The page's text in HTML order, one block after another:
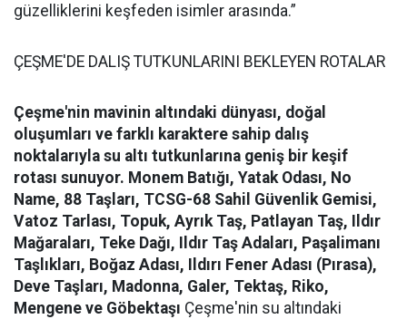
güzelliklerini keşfeden isimler arasında.”
ÇEŞME'DE DALIŞ TUTKUNLARINI BEKLEYEN ROTALAR
Çeşme'nin mavinin altındaki dünyası, doğal
oluşumları ve farklı karaktere sahip dalış
noktalarıyla su altı tutkunlarına geniş bir keşif
rotası sunuyor. Monem Batığı, Yatak Odası, No
Name, 88 Taşları, TCSG-68 Sahil Güvenlik Gemisi,
Vatoz Tarlası, Topuk, Ayrık Taş, Patlayan Taş, Ildır
Mağaraları, Teke Dağı, Ildır Taş Adaları, Paşalimanı
Taşlıkları, Boğaz Adası, Ildırı Fener Adası (Pırasa),
Deve Taşları, Madonna, Galer, Tektaş, Riko,
Mengene ve Göbektaşı Çeşme'nin su altındaki